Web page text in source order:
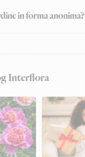
in forma anonima?
Interflora